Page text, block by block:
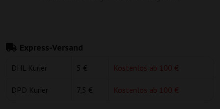
Express-Versand
DHL Kurier 5 € Kostenlos ab 100 €
DPD Kurier 7,5 € Kostenlos ab 100 €